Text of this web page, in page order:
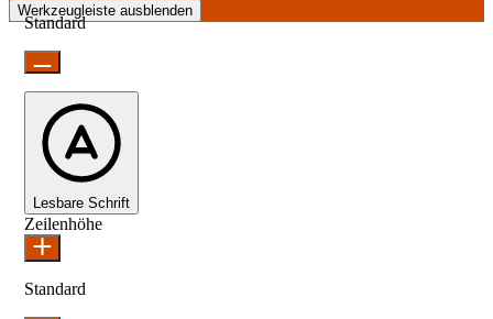
Werkzeugleiste ausblenden
Standard
Lesbare Schrift
Zeilenhöhe
Standard